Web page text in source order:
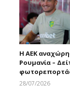
Η ΑΕΚ
Ρουμανία –
28/07/2026